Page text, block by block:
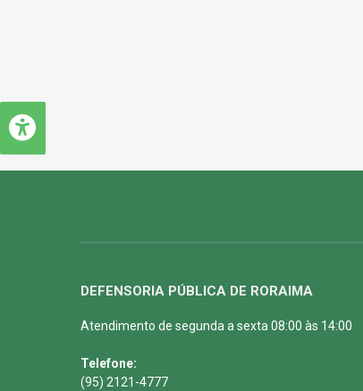
DEFENSORIA PÚBLICA DE RORAIMA
Atendimento de segunda a sexta 08:00 às 14:00
Telefone:
(95) 2121-4777